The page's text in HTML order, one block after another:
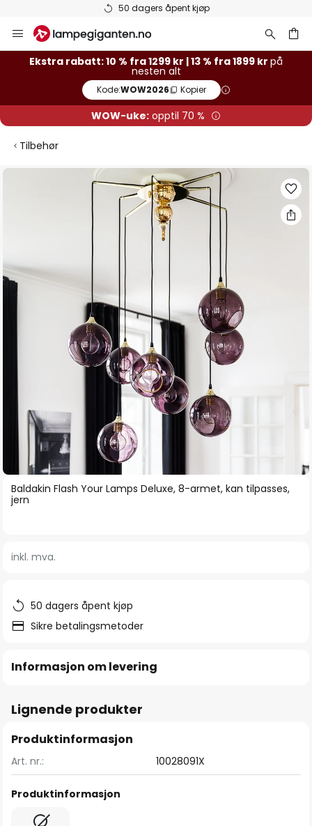
50 dagers åpent kjøp
Hopp
til
innhold
Ekstra rabatt: 10 % fra 1299 kr | 13 % fra 1899 kr på
nesten alt
Kode:WOW2026 Kopier
WOW-uke: opptil 70 %
Tilbehør
Gå
Gå
til
bildegalleri
Baldakin Flash Your Lamps Deluxe, 8-armet, kan tilpasses,
jern
inkl. mva.
50 dagers åpent kjøp
Sikre betalingsmetoder
Informasjon om levering
Lignende produkter
Produktinformasjon
Art. nr.: 10028091X
Produktinformasjon